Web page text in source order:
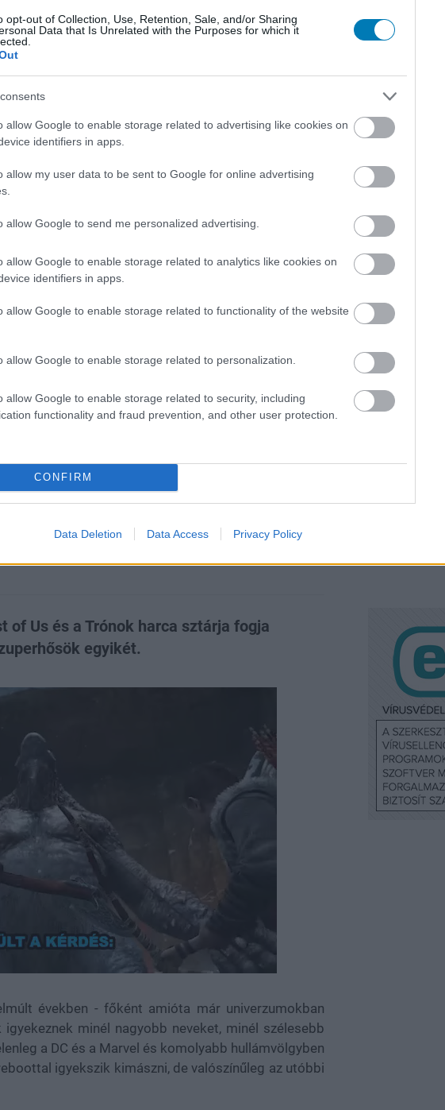
opt-out of Collection, Use, Retention, Sale, and/or Sharing
Data that Is Unrelated with the Purposes for which it
allow Google to enable storage related to advertising like cookies on
identifiers in apps.
allow my user data to be sent to Google for online advertising
allow Google to send me personalized advertising.
allow Google to enable storage related to analytics like cookies on
identifiers in apps.
allow Google to enable storage related to functionality of the website
allow Google to enable storage related to personalization.
allow Google to enable storage related to security, including
functionality and fraud prevention, and other user protection.
CONFIRM
Data Deletion Data Access Privacy Policy
hangulata – Jön a második forduló! (X)
a Marvel
legfontosabb szerepét,
a rajongók körében
of Us és a Trónok harca sztárja fogja
egyikét.
években - főként amióta már univerzumokban
minél nagyobb neveket, minél szélesebb
a DC és a Marvel és komolyabb hullámvölgyben
igyekszik kimászni, de valószínűleg az utóbbi